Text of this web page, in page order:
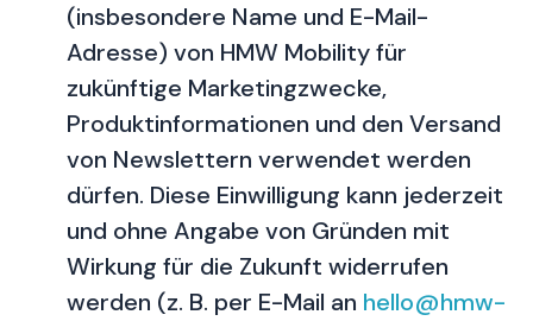
(insbesondere Name und E-Mail-
Adresse) von HMW Mobility für
zukünftige Marketingzwecke,
Produktinformationen und den Versand
von Newslettern verwendet werden
dürfen. Diese Einwilligung kann jederzeit
und ohne Angabe von Gründen mit
Wirkung für die Zukunft widerrufen
werden (z. B. per E-Mail an hello@hmw-